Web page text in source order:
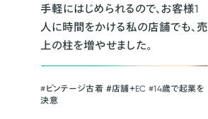
手軽にはじめられるので、お客様1
人に時間をかける私の店舗でも、売
上の柱を増やせました。
#ビンテージ古着 ＃店舗＋EC #14歳で起業を
決意